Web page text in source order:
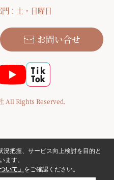
：土・日曜日
お問い合せ
All Rights Reserved.
把握、サービス向上検討を目的と
ます。
いて」 をご確認ください。